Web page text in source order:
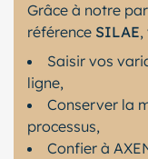
Grâce à notre
référence SILAE,
Saisir vos
ligne,
Conserver la
processus,
Confier à